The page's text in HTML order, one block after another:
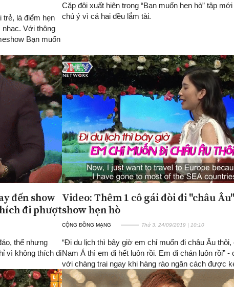
trẻ, là điểm hẹn
Với thông
Bạn muốn
Cặp đôi xuất hiện trong “Bạn muốn hẹn hò” tập
chú ý vì cả hai đều lắm tài.
đến show
đi phượt
thế nhưng
vì không thích đi
Video: Thêm 1 cô gái đòi đi "châu
show hẹn hò
CỘNG ĐỒNG MẠNG Thứ 3, 24/09/2019 | 10:10
“Đi du lịch thì bây giờ em chỉ muốn đi châu Âu
Nam Á thì em đi hết luôn rồi. Em đi chán luôn rồi” -
với chàng trai ngay khi hàng rào ngăn cách được